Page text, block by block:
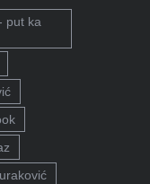
put ka